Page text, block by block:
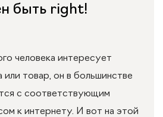
быть right!
человека интересует
или товар, он в большинстве
с соответствующим
к интернету. И вот на этой